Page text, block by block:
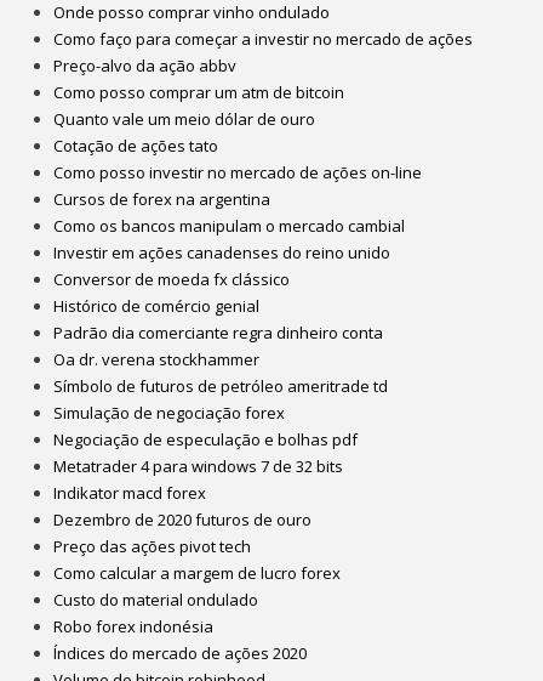
Onde posso comprar vinho ondulado
Como faço para começar a investir no mercado de ações
Preço-alvo da ação abbv
Como posso comprar um atm de bitcoin
Quanto vale um meio dólar de ouro
Cotação de ações tato
Como posso investir no mercado de ações on-line
Cursos de forex na argentina
Como os bancos manipulam o mercado cambial
Investir em ações canadenses do reino unido
Conversor de moeda fx clássico
Histórico de comércio genial
Padrão dia comerciante regra dinheiro conta
Oa dr. verena stockhammer
Símbolo de futuros de petróleo ameritrade td
Simulação de negociação forex
Negociação de especulação e bolhas pdf
Metatrader 4 para windows 7 de 32 bits
Indikator macd forex
Dezembro de 2020 futuros de ouro
Preço das ações pivot tech
Como calcular a margem de lucro forex
Custo do material ondulado
Robo forex indonésia
Índices do mercado de ações 2020